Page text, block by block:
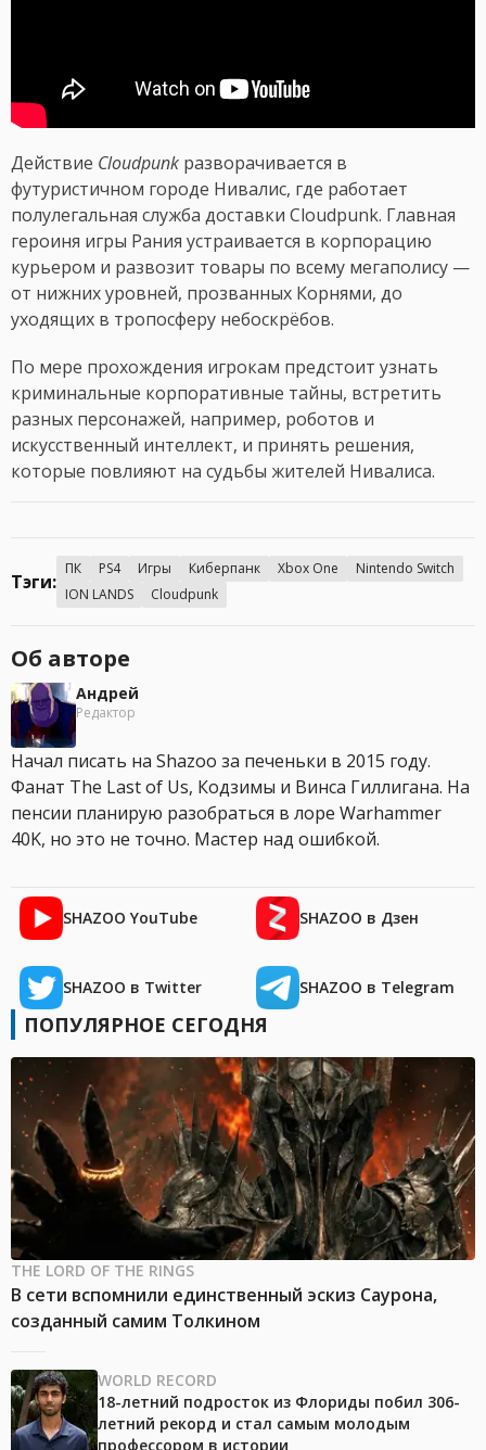
Действие Cloudpunk разворачивается в
футуристичном городе Нивалис, где работает
полулегальная служба доставки Cloudpunk. Главная
героиня игры Рания устраивается в корпорацию
курьером и развозит товары по всему мегаполису —
от нижних уровней, прозванных Корнями, до
уходящих в тропосферу небоскрёбов.
По мере прохождения игрокам предстоит узнать
криминальные корпоративные тайны, встретить
разных персонажей, например, роботов и
искусственный интеллект, и принять решения,
которые повлияют на судьбы жителей Нивалиса.
Тэги:
ПК PS4 Игры Киберпанк Xbox One
Nintendo Switch
ION LANDS
Cloudpunk
Об авторе
Андрей
Редактор
Начал писать на Shazoo за печеньки в 2015 году.
Фанат The Last of Us, Кодзимы и Винса Гиллигана. На
пенсии планирую разобраться в лоре Warhammer
40K, но это не точно. Мастер над ошибкой.
SHAZOO YouTube SHAZOO в Дзен
SHAZOO в Twitter SHAZOO в Telegram
ПОПУЛЯРНОЕ СЕГОДНЯ
THE LORD OF THE RINGS
В сети вспомнили единственный эскиз Саурона,
созданный самим Толкином
WORLD RECORD
18-летний подросток из Флориды побил 306-
летний рекорд и стал самым молодым
профессором в истории